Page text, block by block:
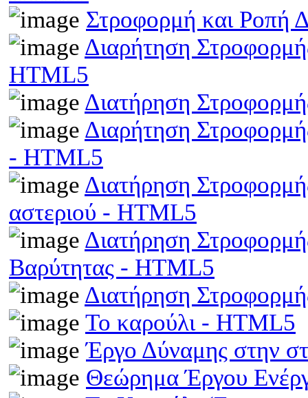
Στροφορμή και Ροπή
Διαρήτηση
HTML5
Διατήρηση
Διαρήτηση
- HTML5
Διατήρηση
αστεριού - HTML5
Διατήρηση
Βαρύτητας - HTML5
Διατήρηση
Το καρούλι - HTML5
Έργο Δύναμης στην
Θεώρημα Έργου